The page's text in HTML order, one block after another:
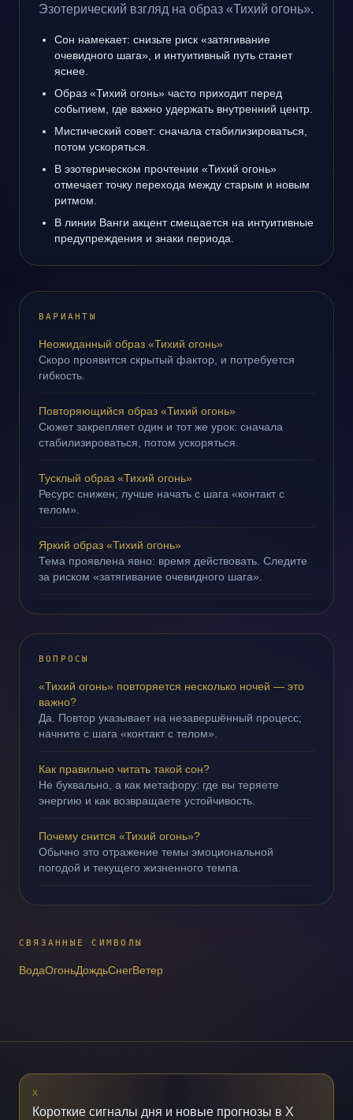
Эзотерический взгляд на образ «Тихий огонь».
Сон намекает: снизьте риск «затягивание
очевидного шага», и интуитивный путь станет
яснее.
Образ «Тихий огонь» часто приходит перед
событием, где важно удержать внутренний центр.
Мистический совет: сначала стабилизироваться,
потом ускоряться.
В эзотерическом прочтении «Тихий огонь»
отмечает точку перехода между старым и новым
ритмом.
В линии Ванги акцент смещается на интуитивные
предупреждения и знаки периода.
ВАРИАНТЫ
Неожиданный образ «Тихий огонь»
Скоро проявится скрытый фактор, и потребуется
гибкость.
Повторяющийся образ «Тихий огонь»
Сюжет закрепляет один и тот же урок: сначала
стабилизироваться, потом ускоряться.
Тусклый образ «Тихий огонь»
Ресурс снижен; лучше начать с шага «контакт с
телом».
Яркий образ «Тихий огонь»
Тема проявлена явно: время действовать. Следите
за риском «затягивание очевидного шага».
ВОПРОСЫ
«Тихий огонь» повторяется несколько ночей — это
важно?
Да. Повтор указывает на незавершённый процесс;
начните с шага «контакт с телом».
Как правильно читать такой сон?
Не буквально, а как метафору: где вы теряете
энергию и как возвращаете устойчивость.
Почему снится «Тихий огонь»?
Обычно это отражение темы эмоциональной
погодой и текущего жизненного темпа.
СВЯЗАННЫЕ СИМВОЛЫ
ВодаОгоньДождьСнегВетер
X
Короткие сигналы дня и новые прогнозы в X